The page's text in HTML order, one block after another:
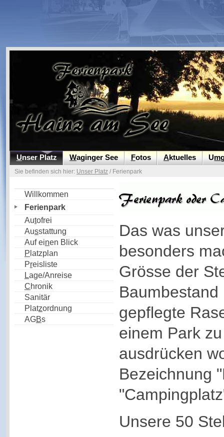
Camping Ferienpark Hainz am See am Waginger See, dem wärmsten Badesee
Unser Platz Waginger See Fotos Aktuelles Um
Sie befinden sich hier: Unser Platz / Ferienpark
Willkommen
Ferienpark
Autofrei
Ausstattung
Auf einen Blick
P latzplan
Preisliste
Lage/Anreise
Chronik
Sanitär
Platzordnung
AGBs
Das was
besonders
Grösse der
gepflegte
einem Park
ausdrücken
Bezeichnung
Unsere 50